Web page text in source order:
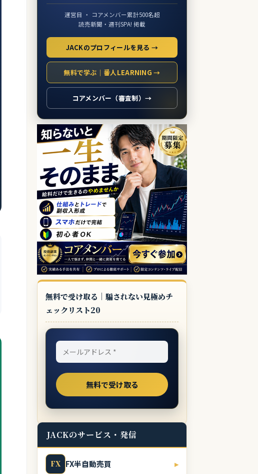
運営目 ・ コアメンバー累計500名超
読売新聞・週刊SPA! 掲載
JACKのプロフィールを見る →
無料で学ぶ｜番人LEARNING →
コアメンバー（審査制）→
無料で受け取る｜騙されない見極めチ
ェックリスト20
JACKのサービス・発信
FX FX半自動売買 ▸